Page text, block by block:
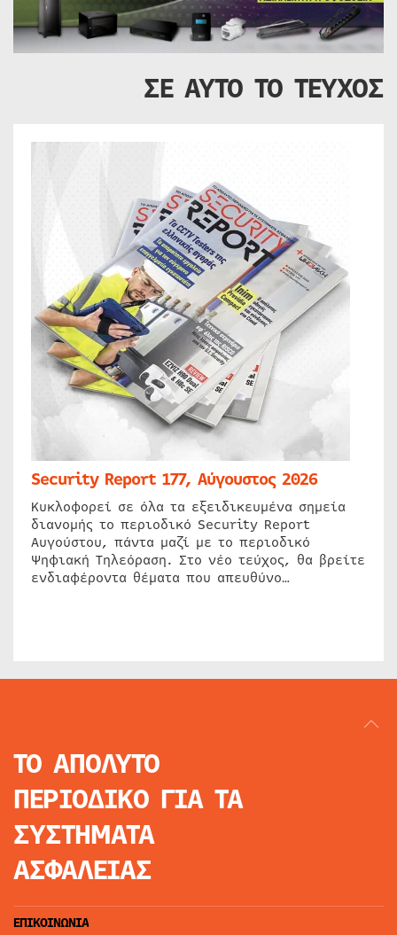
ΣΕ ΑΥΤΟ ΤΟ ΤΕΥΧΟΣ
Security Report 177, Αύγουστος 2026
Κυκλοφορεί σε όλα τα εξειδικευμένα σημεία
διανομής το περιοδικό Security Report
Αυγούστου, πάντα μαζί με το περιοδικό
Ψηφιακή Τηλεόραση. Στο νέο τεύχος, θα βρείτε
ενδιαφέροντα θέματα που απευθύνο…
ΤΟ ΑΠΟΛΥΤΟ
ΠΕΡΙΟΔΙΚΟ ΓΙΑ ΤΑ
ΣΥΣΤΗΜΑΤΑ
ΑΣΦΑΛΕΙΑΣ
ΕΠΙΚΟΙΝΩΝΙΑ